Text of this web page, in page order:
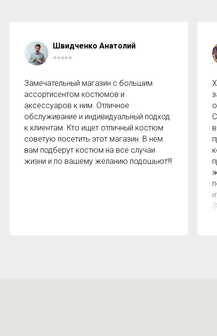
Швидченко Анатолий
⭐⭐⭐⭐⭐
Замечательный магазин с большим
ассортисентом костюмов и
аксессуаров к ним. Отличное
обслуживание и индивидуальный подход
к клиентам. Кто ищет отличный костюм
советую посетить этот магазин. В нём
вам подберут костюм на все случаи
жизни и по вашему желанию подошьют!!!